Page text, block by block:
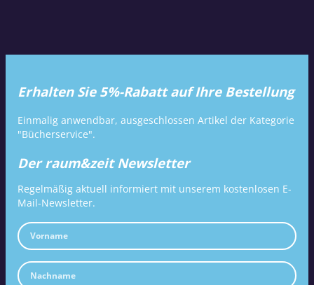
Erhalten Sie 5%-Rabatt auf Ihre Bestellung
Einmalig anwendbar, ausgeschlossen Artikel der Kategorie
"Bücherservice".
Der raum&zeit Newsletter
Regelmäßig aktuell informiert mit unserem kostenlosen E-
Mail-Newsletter.